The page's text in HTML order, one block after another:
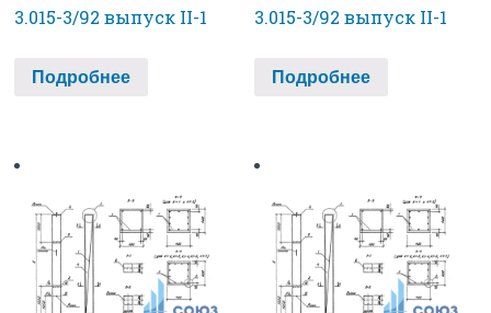
3.015-3/92 выпуск II-1
Подробнее
3.015-3/92 выпуск II-1
Подробнее